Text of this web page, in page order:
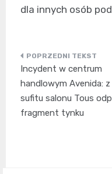
dla innych osób
Nawigacja
wpisu
Incydent w centrum
handlowym Avenida: z
sufitu salonu Tous
fragment tynku